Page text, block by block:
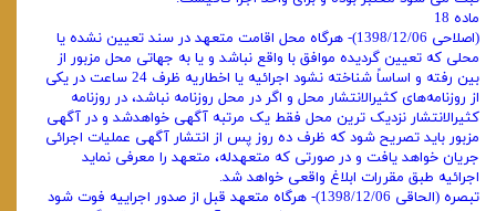
ماده 18
(اصلاحی 1398/12/06)- هرگاه محل اقامت متعهد در سند تعیین نشده یا
محلی که تعیین گردیده موافق با واقع نباشد و یا به جهاتی محل مزبور از
بین رفته و اساساً شناخته نشود اجرائیه یا اخطاریه ظرف 24 ساعت در یکی
از روزنامه‌های کثیرالانتشار محل و اگر در محل روزنامه نباشد، در روزنامه
کثیرالانتشار نزدیک ترین محل فقط یک مرتبه آگهی خواهدشد و در آگهی
مزبور باید تصریح شود که ظرف ده روز پس از انتشار آگهی عملیات اجرائی
جریان خواهد یافت و در صورتی که متعهدله، متعهد را معرفی نماید
اجرائیه طبق مقررات ابلاغ واقعی خواهد شد.
تبصره (الحاقی 1398/12/06)- هرگاه متعهد قبل از صدور اجراییه فوت شود